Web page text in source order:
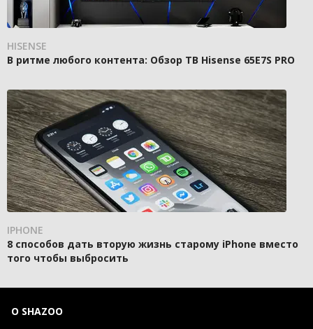
HISENSE
В ритме любого контента: Обзор ТВ Hisense 65E7S PRO
IPHONE
8 способов дать вторую жизнь старому iPhone вместо
того чтобы выбросить
О SHAZOO